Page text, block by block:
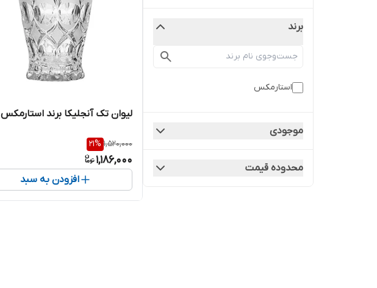
برند
استارمکس
موجودی
محدوده قیمت
لیوان تک آنجلیکا برند استارمکس
1,520,000
21%
1,186,000
افزودن به سبد